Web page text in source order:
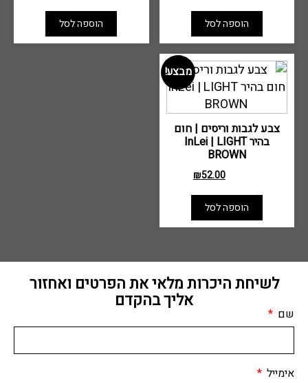
הוספה לסל הוספה לסל
מבצע!
צבע לגבות וריסים | חום
בהיר InLei | LIGHT
BROWN
₪52.00
הוספה לסל
לשיחת היכרות מלאי את הפרטים ואחזור
אליך בהקדם
שם
אימייל